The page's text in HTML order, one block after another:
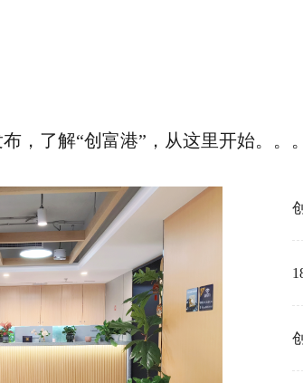
，了解“创富港”，从这里开始。。。